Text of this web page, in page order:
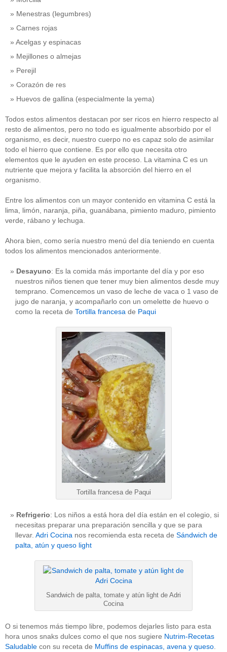
Menestras (legumbres)
Carnes rojas
Acelgas y espinacas
Mejillones o almejas
Perejil
Corazón de res
Huevos de gallina (especialmente la yema)
Todos estos alimentos destacan por ser ricos en hierro respecto al
resto de alimentos, pero no todo es igualmente absorbido por el
organismo, es decir, nuestro cuerpo no es capaz solo de asimilar
todo el hierro que contiene. Es por ello que necesita otro
elementos que le ayuden en este proceso. La vitamina C es un
nutriente que mejora y facilita la absorción del hierro en el
organismo.
Entre los alimentos con un mayor contenido en vitamina C está la
lima, limón, naranja, piña, guanábana, pimiento maduro, pimiento
verde, rábano y lechuga.
Ahora bien, como sería nuestro menú del día teniendo en cuenta
todos los alimentos mencionados anteriormente.
Desayuno: Es la comida más importante del día y por eso
nuestros niños tienen que tener muy bien alimentos desde muy
temprano. Comencemos un vaso de leche de vaca o 1 vaso de
jugo de naranja, y acompañarlo con un omelette de huevo o
como la receta de Tortilla francesa de Paqui
Tortilla francesa de Paqui
Refrigerio: Los niños a está hora del día están en el colegio, si
necesitas preparar una preparación sencilla y que se para
llevar. Adri Cocina nos recomienda esta receta de Sándwich de
palta, atún y queso light
Sandwich de palta, tomate y atún light de Adri
Cocina
O si tenemos más tiempo libre, podemos dejarles listo para esta
hora unos snaks dulces como el que nos sugiere Nutrim-Recetas
Saludable con su receta de Muffins de espinacas, avena y queso.